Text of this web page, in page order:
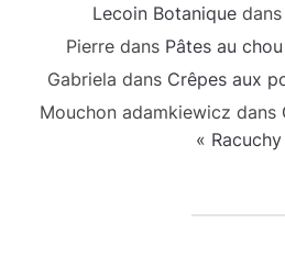
Lecoin Botanique dans
Pierredans Pâtes au
Gabriela dans Crêpes aux
Mouchon adamkiewicz dans
« Racuchy